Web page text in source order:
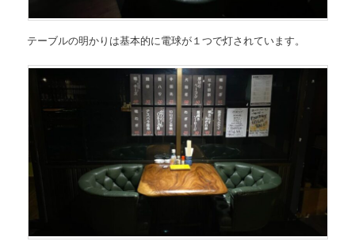
テーブルの明かりは基本的に電球が１つで灯されています。